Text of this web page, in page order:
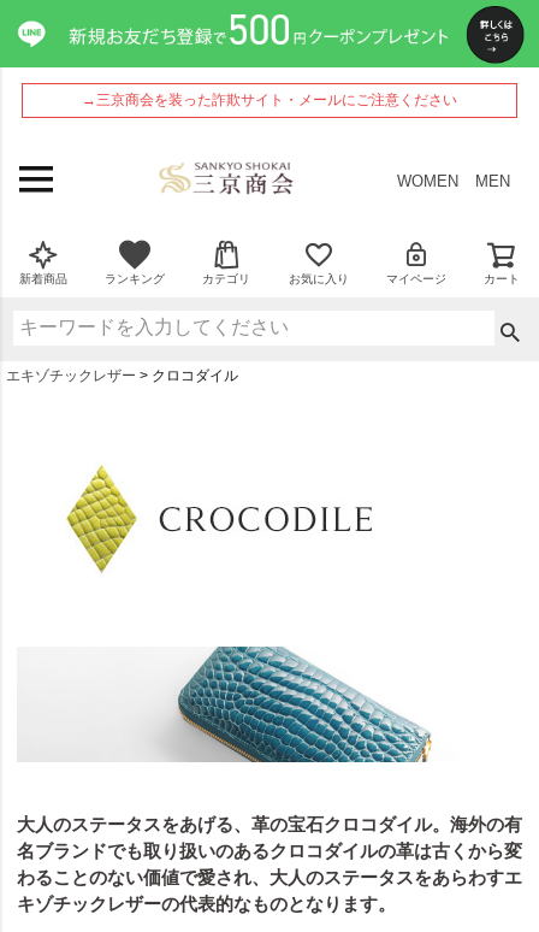
→三京商会を装った詐欺サイト・メールにご注意ください
WOMEN MEN
新着商品 ランキング カテゴリ お気に入り マイページ カート
エキゾチックレザー クロコダイル
大人のステータスをあげる、革の宝石クロコダイル。海外の有
名ブランドでも取り扱いのあるクロコダイルの革は古くから変
わることのない価値で愛され、大人のステータスをあらわすエ
キゾチックレザーの代表的なものとなります。